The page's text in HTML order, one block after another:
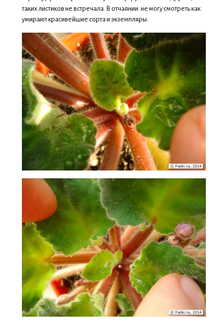
таких листиков не встречала. В отчаянии: не могу смотреть как
умирают красивейшие сорта и экземпляры.